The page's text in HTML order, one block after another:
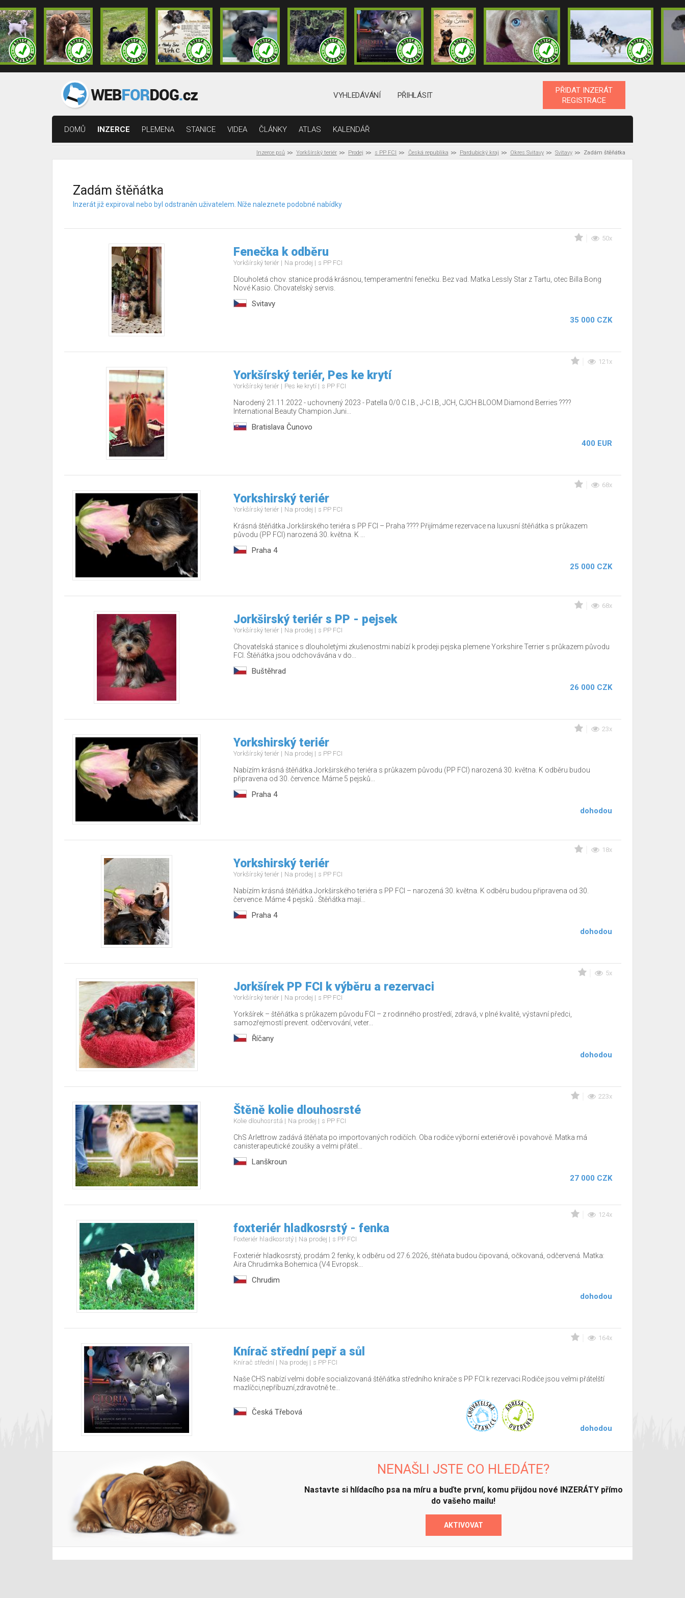
VYHLEDÁVÁNÍ PŘIHLÁSIT
PŘIDAT INZERÁT
REGISTRACE
DOMŮ INZERCE PLEMENA STANICE VIDEA ČLÁNKY ATLAS KALENDÁŘ
Inzerce psů Yorkšírský teriér Prodej s PP FCI Česká republika Pardubický kraj Okres Svitavy Svitavy Zadám štěňátka
Zadám štěňátka
Inzerát již expiroval nebo byl odstraněn uživatelem. Níže naleznete podobné nabídky
50x
Fenečka k odběru
Yorkšírský teriér Na prodej s PP FCI
Dlouholetá chov. stanice prodá krásnou, temperamentní fenečku. Bez vad. Matka Lessly Star z Tartu, otec Billa Bong
Nové Kasio. Chovatelský servis.
Svitavy
35 000 CZK
121x
Yorkšírský teriér, Pes ke krytí
Yorkšírský teriér Pes ke krytí s PP FCI
Narodený 21.11.2022 - uchovnený 2023 - Patella 0/0 C.I.B., J-C.I.B, JCH, CJCH BLOOM Diamond Berries ????
International Beauty Champion Juni...
Bratislava Čunovo
400 EUR
68x
Yorkshirský teriér
Yorkšírský teriér Na prodej s PP FCI
Krásná štěňátka Jorkširského teriéra s PP FCI – Praha ???? Přijímáme rezervace na luxusní štěňátka s průkazem
původu (PP FCI) narozená 30. května. K ...
Praha 4
25 000 CZK
68x
Jorkširský teriér s PP - pejsek
Yorkšírský teriér Na prodej s PP FCI
Chovatelská stanice s dlouholetými zkušenostmi nabízí k prodeji pejska plemene Yorkshire Terrier s průkazem původu
FCI. Štěňátka jsou odchovávána v do...
Buštěhrad
26 000 CZK
23x
Yorkshirský teriér
Yorkšírský teriér Na prodej s PP FCI
Nabízím krásná štěňátka Jorkširského teriéra s průkazem původu (PP FCI) narozená 30. května. K odběru budou
připravena od 30. července. Máme 5 pejsků...
Praha 4
dohodou
18x
Yorkshirský teriér
Yorkšírský teriér Na prodej s PP FCI
Nabízím krásná štěňátka Jorkširského teriéra s PP FCI – narozená 30. května. K odběru budou připravena od 30.
července. Máme 4 pejsků . Štěňátka mají...
Praha 4
dohodou
5x
Jorkšírek PP FCI k výběru a rezervaci
Yorkšírský teriér Na prodej s PP FCI
Yorkšírek – štěňátka s průkazem původu FCI – z rodinného prostředí, zdravá, v plné kvalitě, výstavní předci,
samozřejmostí prevent. odčervování, veter...
Říčany
dohodou
223x
Štěně kolie dlouhosrsté
Kolie dlouhosrstá Na prodej s PP FCI
ChS Arlettrow zadává štěňata po importovaných rodičích. Oba rodiče výborní exteriérově i povahově. Matka má
canisterapeutické zoušky a velmi přátel...
Lanškroun
27 000 CZK
124x
foxteriér hladkosrstý - fenka
Foxteriér hladkosrstý Na prodej s PP FCI
Foxteriér hladkosrstý, prodám 2 fenky, k odběru od 27.6.2026, štěňata budou čipovaná, očkovaná, odčervená. Matka:
Aira Chrudimka Bohemica (V4 Evropsk...
Chrudim
dohodou
164x
Knírač střední pepř a sůl
Knírač střední Na prodej s PP FCI
Naše CHS nabízí velmi dobře socializovaná štěňátka středního knírače s PP FCI k rezervaci.Rodiče jsou velmi přátelští
mazlíčci,nepříbuzní,zdravotně te...
Česká Třebová
dohodou
NENAŠLI JSTE CO HLEDÁTE?
Nastavte si hlídacího psa na míru a buďte první, komu přijdou nové INZERÁTY přímo
do vašeho mailu!
AKTIVOVAT